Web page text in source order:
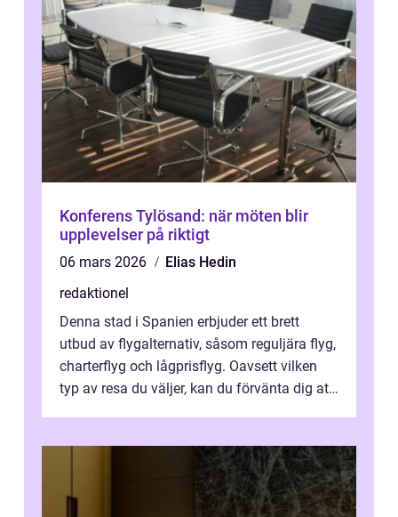
Konferens Tylösand: när möten blir
upplevelser på riktigt
06 mars 2026
Elias Hedin
redaktionel
Denna stad i Spanien erbjuder ett brett
utbud av flygalternativ, såsom reguljära flyg,
charterflyg och lågprisflyg. Oavsett vilken
typ av resa du väljer, kan du förvänta dig att